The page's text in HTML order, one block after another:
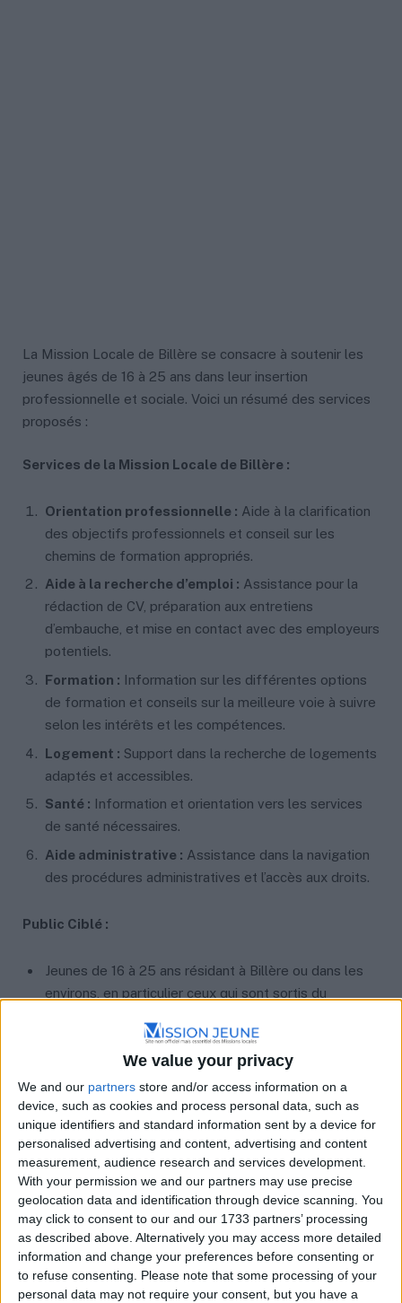
We value your privacy
We and our partners store and/or access information on a
device, such as cookies and process personal data, such as
unique identifiers and standard information sent by a device for
personalised advertising and content, advertising and content
measurement, audience research and services development.
With your permission we and our partners may use precise
geolocation data and identification through device scanning. You
may click to consent to our and our 1733 partners’ processing
as described above. Alternatively you may access more detailed
information and change your preferences before consenting or
to refuse consenting. Please note that some processing of your
personal data may not require your consent, but you have a
La Mission Locale de Billère se consacre à soutenir les
jeunes âgés de 16 à 25 ans dans leur insertion
professionnelle et sociale. Voici un résumé des services
proposés :
Services de la Mission Locale de Billère :
Orientation professionnelle : Aide à la clarification
des objectifs professionnels et conseil sur les
chemins de formation appropriés.
Aide à la recherche d’emploi : Assistance pour la
rédaction de CV, préparation aux entretiens
d’embauche, et mise en contact avec des employeurs
potentiels.
Formation : Information sur les différentes options
de formation et conseils sur la meilleure voie à suivre
selon les intérêts et les compétences.
Logement : Support dans la recherche de logements
adaptés et accessibles.
Santé : Information et orientation vers les services
de santé nécessaires.
Aide administrative : Assistance dans la navigation
des procédures administratives et l’accès aux droits.
Public Ciblé :
Jeunes de 16 à 25 ans résidant à Billère ou dans les
environs, en particulier ceux qui sont sortis du
professionnellement et socialement.
Accompagnement personnalisé :
Chaque jeune reçoit un accompagnement
personnalisé en fonction de ses besoins et de ses
objectifs.
Les jeunes résidant à Billère ou dans les régions
environnantes sont encouragés à contacter la Mission
Locale pour profiter de ces services et obtenir un
accompagnement adapté à leurs besoins et aspirations.